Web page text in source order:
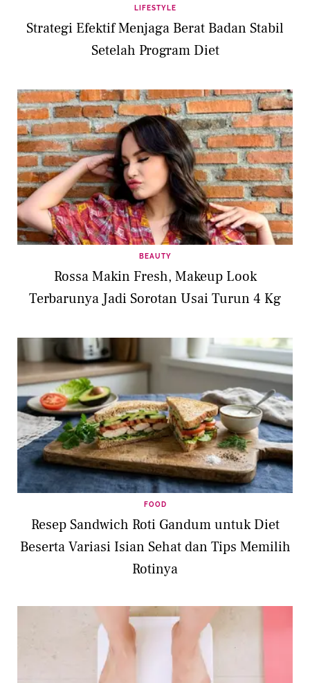
LIFESTYLE
Strategi Efektif Menjaga Berat Badan Stabil
Setelah Program Diet
BEAUTY
Rossa Makin Fresh, Makeup Look
Terbarunya Jadi Sorotan Usai Turun 4 Kg
FOOD
Resep Sandwich Roti Gandum untuk Diet
Beserta Variasi Isian Sehat dan Tips Memilih
Rotinya